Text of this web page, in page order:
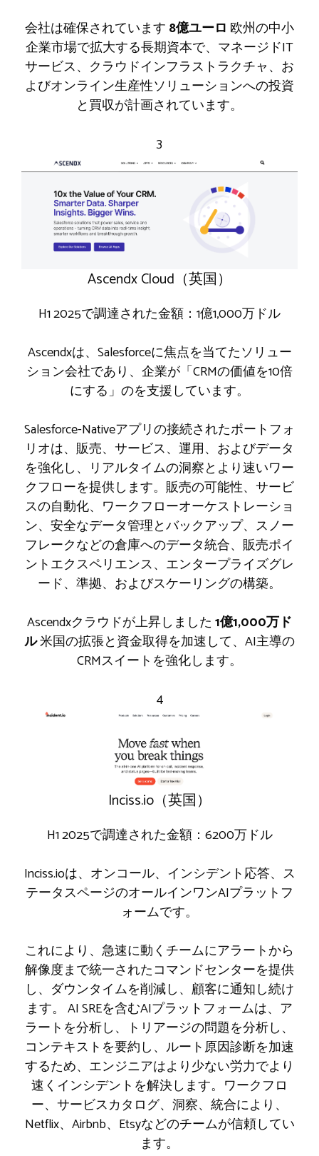
会社は確保されています 8億ユーロ 欧州の中小
企業市場で拡大する長期資本で、マネージドIT
サービス、クラウドインフラストラクチャ、お
よびオンライン生産性ソリューションへの投資
と買収が計画されています。
3
Ascendx Cloud（英国）
H1 2025で調達された金額：1億1,000万ドル
Ascendxは、Salesforceに焦点を当てたソリュー
ション会社であり、企業が「CRMの価値を10倍
にする」のを支援しています。
Salesforce-Nativeアプリの接続されたポートフォ
リオは、販売、サービス、運用、およびデータ
を強化し、リアルタイムの洞察とより速いワー
クフローを提供します。販売の可能性、サービ
スの自動化、ワークフローオーケストレーショ
ン、安全なデータ管理とバックアップ、スノー
フレークなどの倉庫へのデータ統合、販売ポイ
ントエクスペリエンス、エンタープライズグレ
ード、準拠、およびスケーリングの構築。
Ascendxクラウドが上昇しました1億1,000万ド
ル米国の拡張と資金取得を加速して、AI主導の
CRMスイートを強化します。
4
Inciss.io（英国）
H1 2025で調達された金額：6200万ドル
Inciss.ioは、オンコール、インシデント応答、ス
テータスページのオールインワンAIプラットフ
ォームです。
これにより、急速に動くチームにアラートから
解像度まで統一されたコマンドセンターを提供
し、ダウンタイムを削減し、顧客に通知し続け
ます。 AI SREを含むAIプラットフォームは、ア
ラートを分析し、トリアージの問題を分析し、
コンテキストを要約し、ルート原因診断を加速
するため、エンジニアはより少ない労力でより
速くインシデントを解決します。ワークフロ
ー、サービスカタログ、洞察、統合により、
Netflix、Airbnb、Etsyなどのチームが信頼してい
ます。